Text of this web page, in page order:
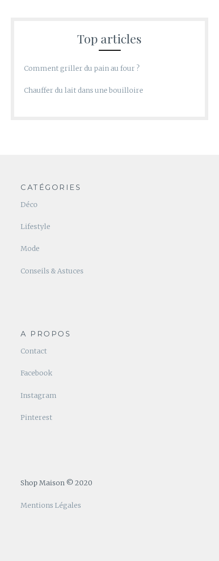
Top articles
Comment griller du pain au four ?
Chauffer du lait dans une bouilloire
CATÉGORIES
Déco
Lifestyle
Mode
Conseils & Astuces
A PROPOS
Contact
Facebook
Instagram
Pinterest
Shop Maison © 2020
Mentions Légales